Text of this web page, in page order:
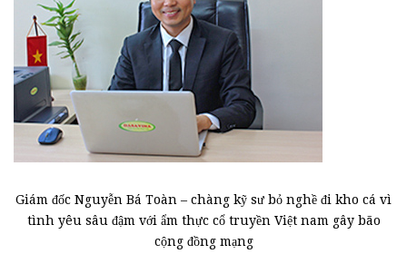
Giám đốc Nguyễn Bá Toàn – chàng kỹ sư bỏ nghề đi kho cá vì
tình yêu sâu đậm với ẩm thực cổ truyền Việt nam gây bão
cộng đồng mạng